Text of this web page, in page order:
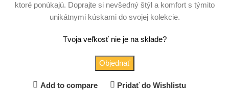
ktoré ponúkajú. Doprajte si nevšedný štýl a komfort s týmito
unikátnymi kúskami do svojej kolekcie.
Tvoja veľkosť nie je na sklade?
Objednať
Add to compare Pridať do Wishlistu